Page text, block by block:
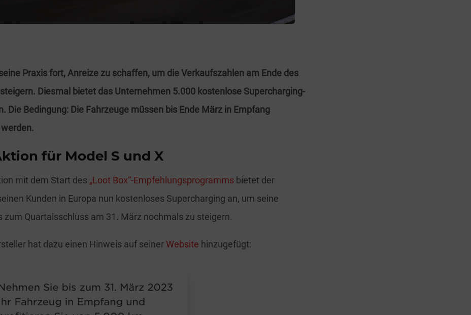
Praxis fort, Anreize zu schaffen, um die Verkaufszahlen am Ende des
Diesmal bietet das Unternehmen 5.000 kostenlose Supercharging-
Die Bedingung: Die Fahrzeuge müssen bis Ende März in Empfang
für Model S und X
mit dem Start des „Loot Box“-Empfehlungsprogramms bietet der
Kunden in Europa nun kostenloses Supercharging an, um seine
zum Quartalsschluss am 31. März nochmals zu steigern.
hat dazu einen Hinweis auf seinerWebsite hinzugefügt: